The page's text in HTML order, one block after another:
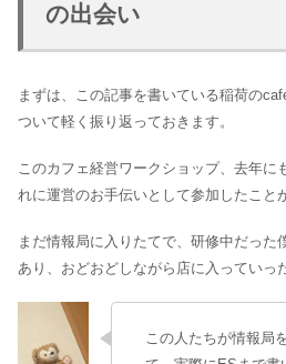
の出会い
まずは、この記事を書いている稲荷の
ついて軽く振り返っておきます。
このカフェ経営ワークショップ、去年に
れに運営のお手伝いとして参加したこと
まだ情報局に入りたてで、研修中だった
あり、おどおどしながら店に入っていっ
この人たちが情報局